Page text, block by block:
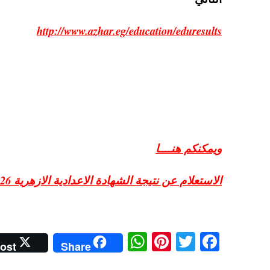
http://www.azhar.eg/education/eduresults
ويمكنكم هنــــا
الاستعلام عن نتيجة الشهادة الاعدادية الازهرية 2026
Fa
ce
T
wi
Pi
nt
W
ha
Share